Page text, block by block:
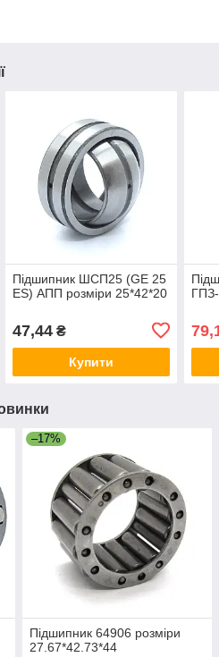
Підшипник ШСП25 (GE 25
ES) АПП розміри 25*42*20
47,44₴
Купити
–17%
Підшипник 64906 розміри
27.67*42.73*44